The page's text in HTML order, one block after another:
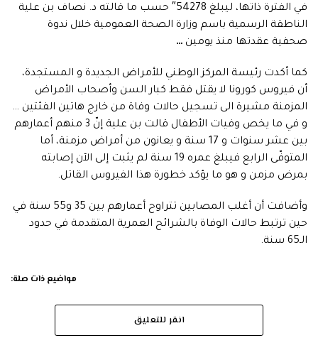
في الفترة ذاتها، ليبلغ 54278″ حسب ما قالته د. نصاف بن علية
الناطقة الرسمية باسم وزارة الصحة العمومية خلال ندوة
صحفية عقدتها منذ يومين …
كما أكدت رئيسة المركز الوطني للأمراض الجديدة و المستجدة،
أن فيروس كورونا لا يقتل فقط كبار السن وأصحاب الأمراض
المزمنة مشيرة الى تسجيل حالات وفاة من خارج هاتين الفئتين …
و في ما يخص وفيات الأطفال قالت بن علية إنّ 3 منهم أعمارهم
بين عشر سنوات و 17 سنة و يعانون من أمراض مزمنة، أما
المتوفّى الرابع فيبلغ عمره 19 سنة لم يثبت إلى الآن إصابته
بمرض مزمن و هو ما يؤكد خطورة هذا الفيروس القاتل.
وأضافت أن أغلب المصابين تتراوح أعمارهم بين 35 و55 سنة في
حين ترتبط حالات الوفاة بالشرائح العمرية المتقدمة في حدود
الـ65 سنة.
مواضيع ذات صلة:
انقر للتعليق